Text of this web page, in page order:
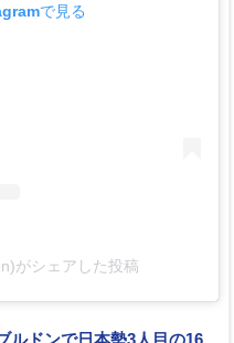
で見る
がシェアした投稿